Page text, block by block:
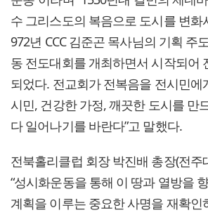
수 그리스도의 복음으로 도시를 변화
972년 CCC 김준곤 목사님의 기획 주
동 전도대회를 개최하면서 시작되어
되었다. 전교회가 전복음을 전시민에
시민, 건강한 가정, 깨끗한 도시를 만
다 일어나기를 바란다”고 말했다.
전북홀리클럽 회장 박진배 총장(전주
“성시화운동을 통해 이 땅과 열방을
계획을 이루는 중요한 사명을 재확인